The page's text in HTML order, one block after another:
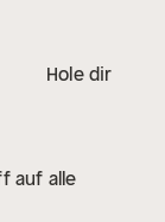
Oliver
genauso
Hole dir
auf alle